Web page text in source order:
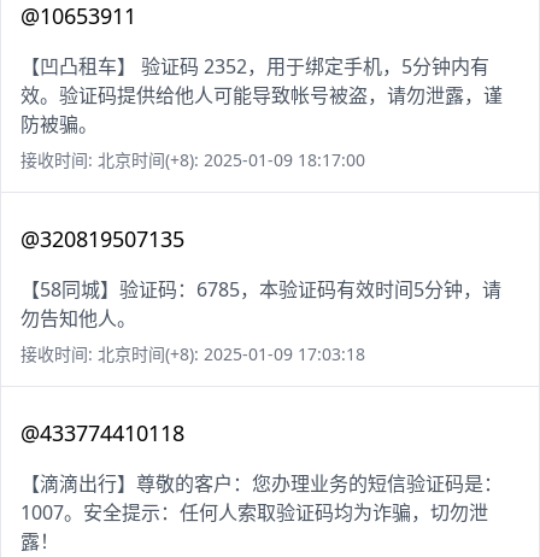
@10653911
【凹凸租车】 验证码 2352，用于绑定手机，5分钟内有
效。验证码提供给他人可能导致帐号被盗，请勿泄露，谨
防被骗。
接收时间: 北京时间(+8): 2025-01-09 18:17:00
@320819507135
【58同城】验证码：6785，本验证码有效时间5分钟，请
勿告知他人。
接收时间: 北京时间(+8): 2025-01-09 17:03:18
@433774410118
【滴滴出行】尊敬的客户：您办理业务的短信验证码是：
1007。安全提示：任何人索取验证码均为诈骗，切勿泄
露！